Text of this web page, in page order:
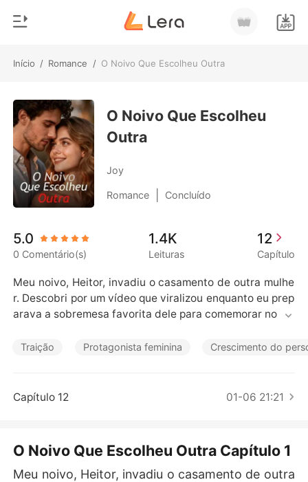
Início / Romance / O Noivo Que Escolheu Outra
Loja
Histórico
Sair
Baixar App
Gênero
Moderno
Lobisomem
Contos
Bilionários
Contos Curtos
O Noivo Que Escolheu
Outra
Joy
Romance Concluído
5.0
0 Comentário(s)
1.4K
Leituras
12
Capítulo
Meu noivo, Heitor, invadiu o casamento de outra mulhe
r. Descobri por um vídeo que viralizou enquanto eu prep
arava a sobremesa favorita dele para comemorar nosso
anos atrás, ele espancou um homem até sangrar por ca
hação e os avisos das minhas amigas. Eu até o perdoei
pelo aborto espontâneo que seu surto de violência cau
Traição Protagonista feminina Crescimento do
Capítulo 12 01-06 21:21
O Noivo Que Escolheu Outra Capítulo 1
Meu noivo, Heitor, invadiu o casamento de outra